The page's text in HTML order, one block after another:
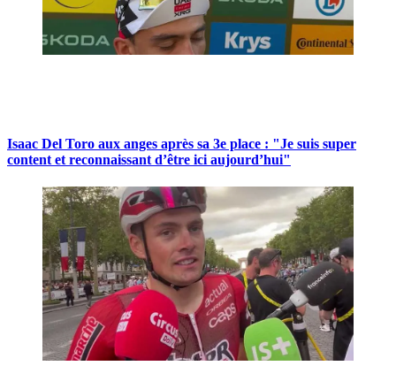
Isaac Del Toro aux anges après sa 3e place : "Je suis super
content et reconnaissant d’être ici aujourd’hui"